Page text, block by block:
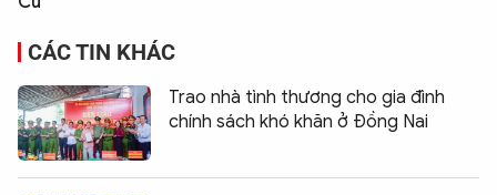
CÁC TIN KHÁC
Trao nhà tình thương cho gia đình
chính sách khó khăn ở Đồng Nai